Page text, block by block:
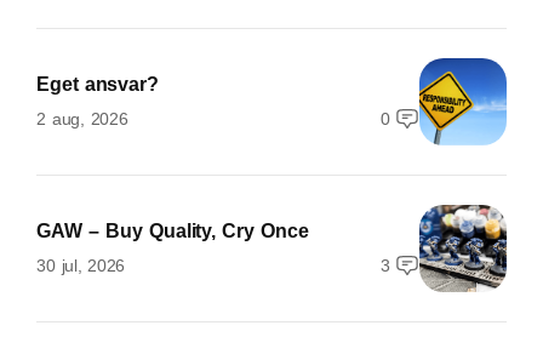
Eget ansvar?
2 aug, 2026 0
GAW – Buy Quality, Cry Once
30 jul, 2026 3